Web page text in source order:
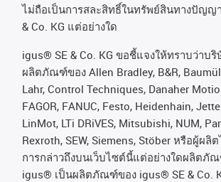
ไม่ถือเป็นการสละสิทธิ์ในทรัพย์สินทางปัญญ
& Co. KG แต่อย่างใด
igus® SE & Co. KG ขอชี้แจงให้ทราบว่าบ
ผลิตภัณฑ์ของ Allen Bradley, B&R,
Lahr, Control Techniques, Danaher
FAGOR, FANUC, Festo, Heidenhain,
LinMot, LTi DRiVES, Mitsubishi, NUM,
Rexroth, SEW, Siemens, Stöber หรือผู้ผลิ
การกล่าวถึงบนเว็บไซต์นี้แต่อย่างใดผลิตภั
igus® เป็นผลิตภัณฑ์ของ igus® SE & Co.